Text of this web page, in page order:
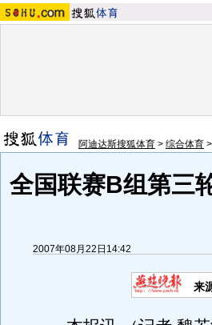
阿迪达斯搜狐体育 > 综合体育 >
全国联赛B组第三
2007年08月22日14:42
来